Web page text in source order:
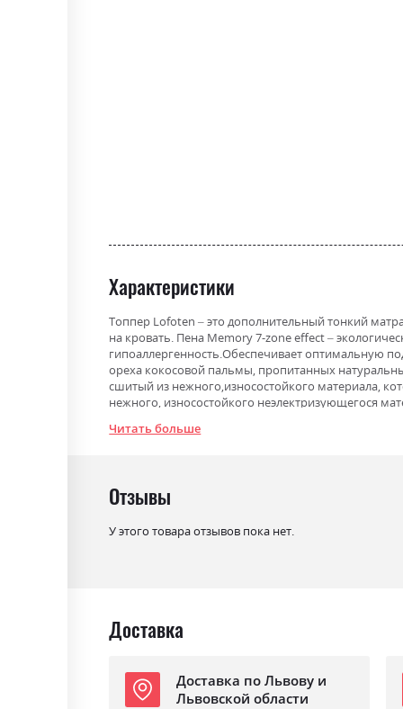
Характеристики
Топпер Lofoten – это дополнительный тонкий
на кровать. Пена Memory 7-zone effect –
гипоаллергенность.Обеспечивает оптимальную
ореха кокосовой пальмы, пропитанных
сшитый из нежного,износостойкого материала,
нежного, износостойкого неэлектризующегося
Нагрузка на одно спальное
Читать больше
Отзывы
У этого товара отзывов пока нет.
Доставка
Доставка по Львову и
Львовской области